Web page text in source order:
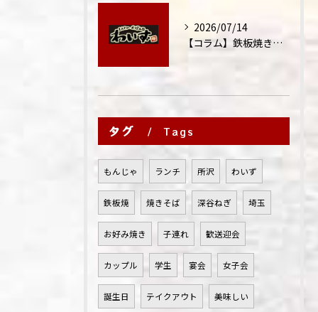
2026/07/14
【コラム】鉄板焼きが"コミュニケーション飯"と呼ばれる理由
タグ Tags
もんじゃ ランチ 所沢 わいず
鉄板焼 焼きそば 深谷ねぎ 埼玉
お好み焼き 子連れ 歓送迎会
カップル 学生 宴会 女子会
誕生日 テイクアウト 美味しい